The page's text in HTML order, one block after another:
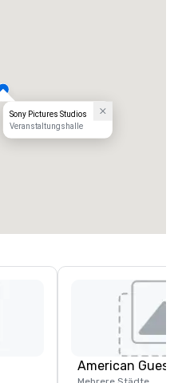
Sony Pictures Studios
Veranstaltungshalle
American Guest